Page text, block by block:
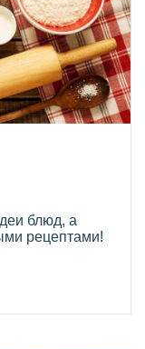
блюд, а
рецептами!